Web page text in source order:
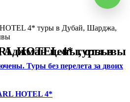
4* туры в Дубай, Шарджа,
в Дубай, Шарджа, Аджман цены, отзывы
Туры без перелета за двоих
HOTEL 4*